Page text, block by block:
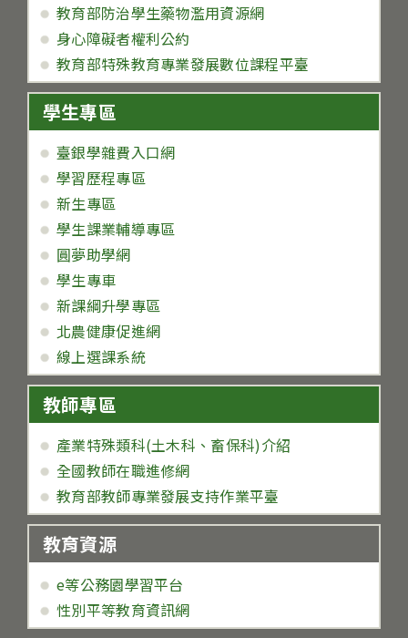
教育部防治學生藥物濫用資源網
身心障礙者權利公約
教育部特殊教育專業發展數位課程平臺
學生專區
臺銀學雜費入口網
學習歷程專區
新生專區
學生課業輔導專區
圓夢助學網
學生專車
新課綱升學專區
北農健康促進網
線上選課系統
教師專區
產業特殊類科(土木科、畜保科)介紹
全國教師在職進修網
教育部教師專業發展支持作業平臺
教育資源
e等公務園學習平台
性別平等教育資訊網